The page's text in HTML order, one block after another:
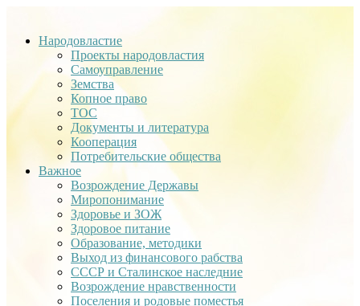
Народовластие
Проекты народовластия
Самоуправление
Земства
Копное право
ТОС
Документы и литература
Кооперация
Потребительские общества
Важное
Возрождение Державы
Миропонимание
Здоровье и ЗОЖ
Здоровое питание
Образование, методики
Выход из финансового рабства
СССР и Сталинское наследние
Возрождение нравственности
Поселения и родовые поместья